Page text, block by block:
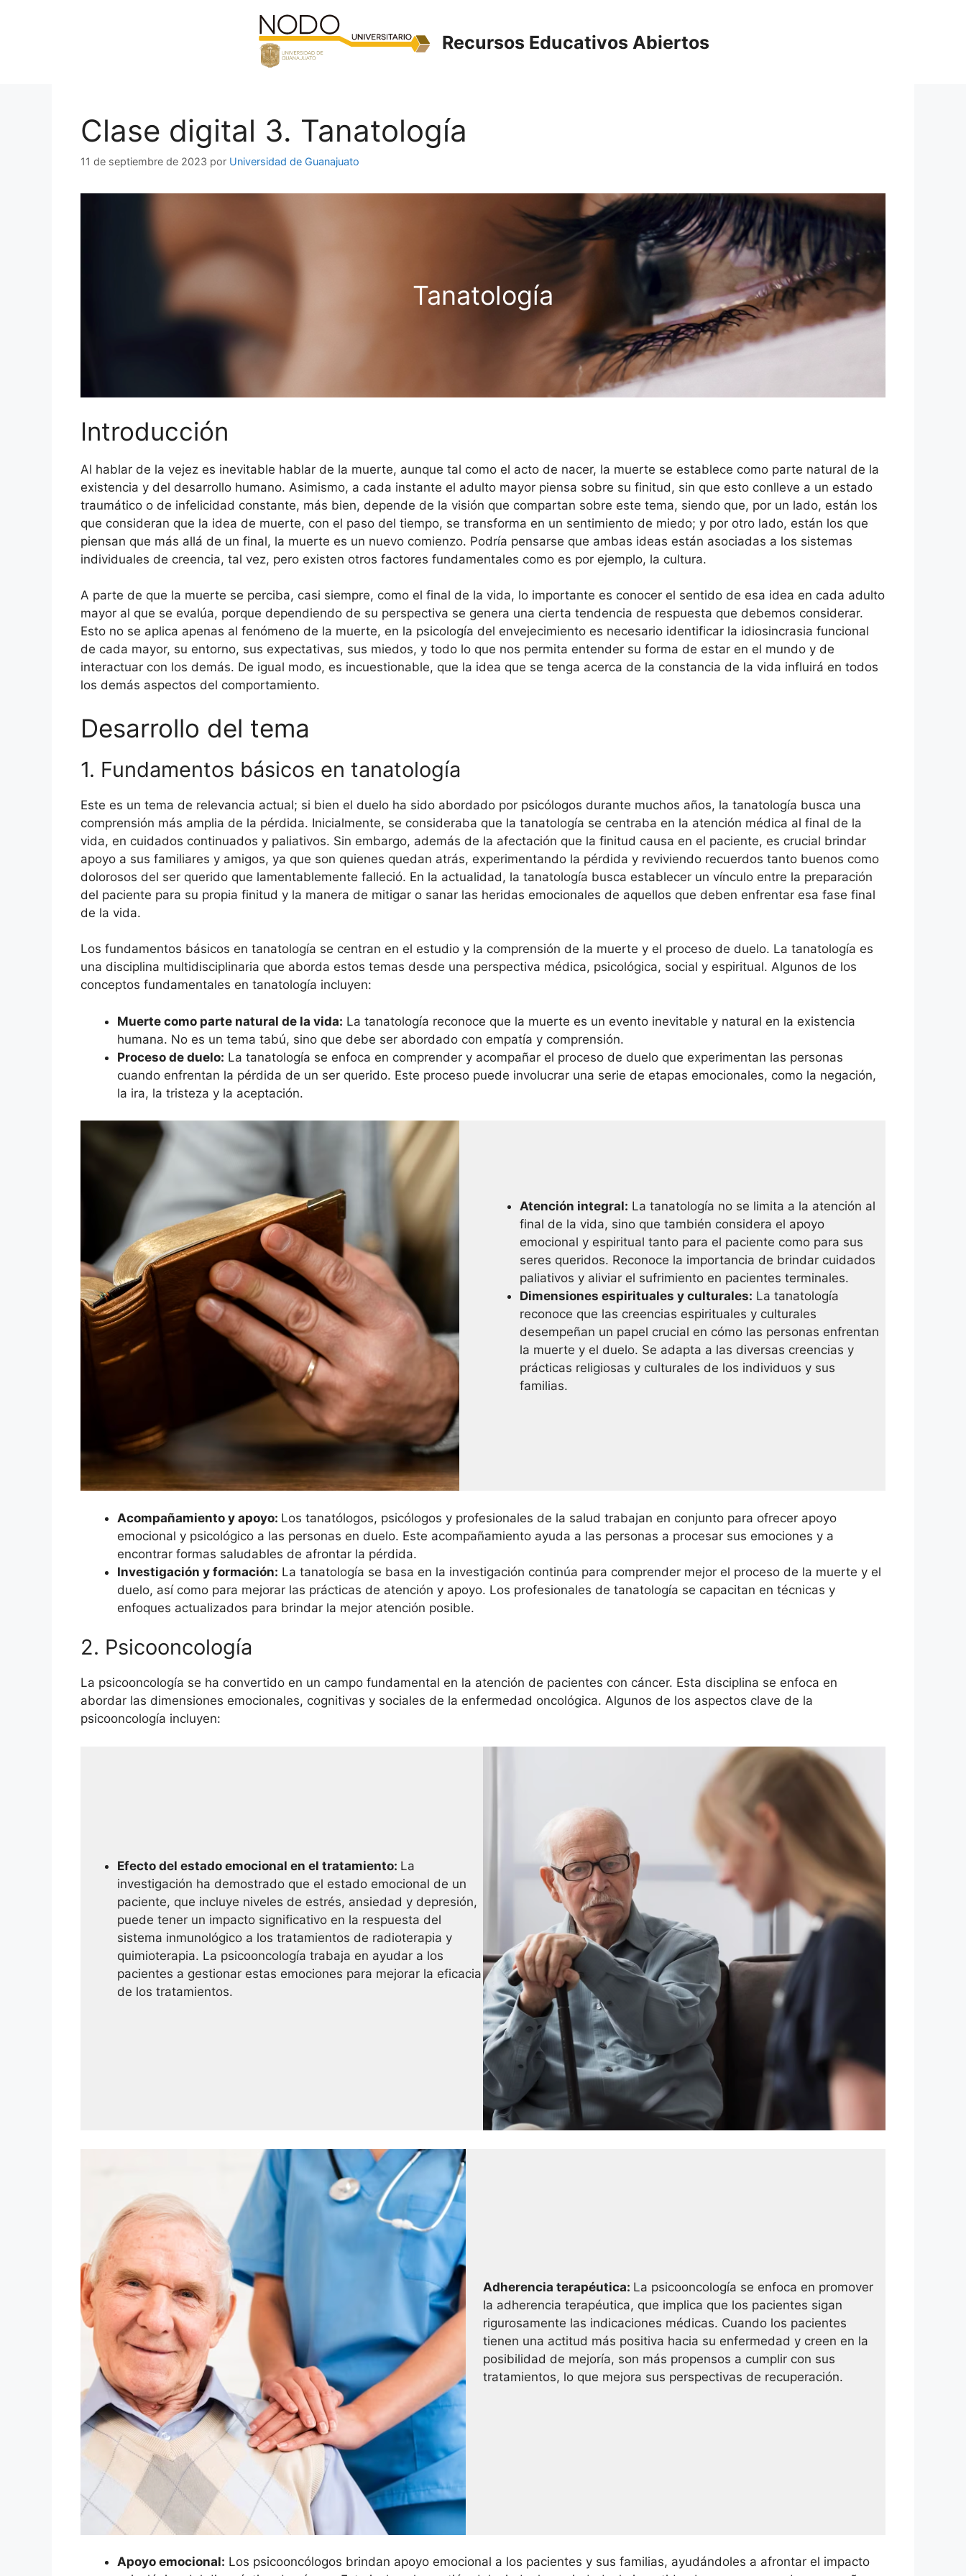
Recursos Educativos Abiertos
Clase digital 3. Tanatología
11 de septiembre de 2023 por Universidad de Guanajuato
Tanatología
Introducción
Al hablar de la vejez es inevitable hablar de la muerte, aunque tal como el acto de nacer, la muerte se establece como parte natural de la
existencia y del desarrollo humano. Asimismo, a cada instante el adulto mayor piensa sobre su finitud, sin que esto conlleve a un estado
traumático o de infelicidad constante, más bien, depende de la visión que compartan sobre este tema, siendo que, por un lado, están los
que consideran que la idea de muerte, con el paso del tiempo, se transforma en un sentimiento de miedo; y por otro lado, están los que
piensan que más allá de un final, la muerte es un nuevo comienzo. Podría pensarse que ambas ideas están asociadas a los sistemas
individuales de creencia, tal vez, pero existen otros factores fundamentales como es por ejemplo, la cultura.
A parte de que la muerte se perciba, casi siempre, como el final de la vida, lo importante es conocer el sentido de esa idea en cada adulto
mayor al que se evalúa, porque dependiendo de su perspectiva se genera una cierta tendencia de respuesta que debemos considerar.
Esto no se aplica apenas al fenómeno de la muerte, en la psicología del envejecimiento es necesario identificar la idiosincrasia funcional
de cada mayor, su entorno, sus expectativas, sus miedos, y todo lo que nos permita entender su forma de estar en el mundo y de
interactuar con los demás. De igual modo, es incuestionable, que la idea que se tenga acerca de la constancia de la vida influirá en todos
los demás aspectos del comportamiento.
Desarrollo del tema
1. Fundamentos básicos en tanatología
Este es un tema de relevancia actual; si bien el duelo ha sido abordado por psicólogos durante muchos años, la tanatología busca una
comprensión más amplia de la pérdida. Inicialmente, se consideraba que la tanatología se centraba en la atención médica al final de la
vida, en cuidados continuados y paliativos. Sin embargo, además de la afectación que la finitud causa en el paciente, es crucial brindar
apoyo a sus familiares y amigos, ya que son quienes quedan atrás, experimentando la pérdida y reviviendo recuerdos tanto buenos como
dolorosos del ser querido que lamentablemente falleció. En la actualidad, la tanatología busca establecer un vínculo entre la preparación
del paciente para su propia finitud y la manera de mitigar o sanar las heridas emocionales de aquellos que deben enfrentar esa fase final
de la vida.
Los fundamentos básicos en tanatología se centran en el estudio y la comprensión de la muerte y el proceso de duelo. La tanatología es
una disciplina multidisciplinaria que aborda estos temas desde una perspectiva médica, psicológica, social y espiritual. Algunos de los
conceptos fundamentales en tanatología incluyen:
Muerte como parte natural de la vida: La tanatología reconoce que la muerte es un evento inevitable y natural en la existencia
humana. No es un tema tabú, sino que debe ser abordado con empatía y comprensión.
Proceso de duelo: La tanatología se enfoca en comprender y acompañar el proceso de duelo que experimentan las personas
cuando enfrentan la pérdida de un ser querido. Este proceso puede involucrar una serie de etapas emocionales, como la negación,
la ira, la tristeza y la aceptación.
Atención integral: La tanatología no se limita a la atención al
final de la vida, sino que también considera el apoyo
emocional y espiritual tanto para el paciente como para sus
seres queridos. Reconoce la importancia de brindar cuidados
paliativos y aliviar el sufrimiento en pacientes terminales.
Dimensiones espirituales y culturales: La tanatología
reconoce que las creencias espirituales y culturales
desempeñan un papel crucial en cómo las personas enfrentan
la muerte y el duelo. Se adapta a las diversas creencias y
prácticas religiosas y culturales de los individuos y sus
familias.
Acompañamiento y apoyo: Los tanatólogos, psicólogos y profesionales de la salud trabajan en conjunto para ofrecer apoyo
emocional y psicológico a las personas en duelo. Este acompañamiento ayuda a las personas a procesar sus emociones y a
encontrar formas saludables de afrontar la pérdida.
Investigación y formación: La tanatología se basa en la investigación continúa para comprender mejor el proceso de la muerte y el
duelo, así como para mejorar las prácticas de atención y apoyo. Los profesionales de tanatología se capacitan en técnicas y
enfoques actualizados para brindar la mejor atención posible.
2. Psicooncología
La psicooncología se ha convertido en un campo fundamental en la atención de pacientes con cáncer. Esta disciplina se enfoca en
abordar las dimensiones emocionales, cognitivas y sociales de la enfermedad oncológica. Algunos de los aspectos clave de la
psicooncología incluyen:
Efecto del estado emocional en el tratamiento: La
investigación ha demostrado que el estado emocional de un
paciente, que incluye niveles de estrés, ansiedad y depresión,
puede tener un impacto significativo en la respuesta del
sistema inmunológico a los tratamientos de radioterapia y
quimioterapia. La psicooncología trabaja en ayudar a los
pacientes a gestionar estas emociones para mejorar la eficacia
de los tratamientos.
Adherencia terapéutica: La psicooncología se enfoca en promover
la adherencia terapéutica, que implica que los pacientes sigan
rigurosamente las indicaciones médicas. Cuando los pacientes
tienen una actitud más positiva hacia su enfermedad y creen en la
posibilidad de mejoría, son más propensos a cumplir con sus
tratamientos, lo que mejora sus perspectivas de recuperación.
Apoyo emocional: Los psicooncólogos brindan apoyo emocional a los pacientes y sus familias, ayudándoles a afrontar el impacto